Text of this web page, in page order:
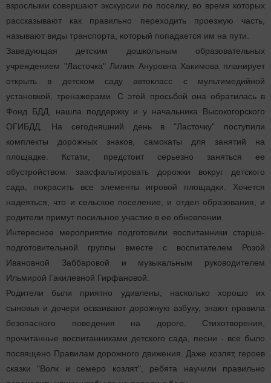
взрослыми совершают экскурсии по поселку, во время которых
рассказывают как правильно переходить проезжую часть,
называют виды транспорта, который попадается им на пути.
Заведующая детским дошкольным образовательных
учреждением "Ласточка" Лилия Ануровна Хакимова планирует
открыть в детском саду автокласс с мультимедийной
установкой, тренажерами. С этой просьбой она обратилась в
Фонд БДД, нашла поддержку и у начальника Высокогорского
ОГИБДД. На сегодняшний день в "Ласточку" поступили
комплекты дорожных знаков, самокаты для занятий на
площадке. Кстати, предстоит серьезно заняться ее
обустройством: заасфальтировать дорожки вокруг детского
сада, покрасить все элементы игровой площадки. Хочется
надеяться, что и сельское поселение, и отдел образования, и
родители примут посильное участие в ее обновлении.
Интересное мероприятие подготовили воспитанники старше-
подготовительной группы вместе с воспитателем Розой
Ивановной Заббаровой и музыкальным руководителем
Ильмирой Гакилевной Гирфановой.
Родители были приятно удивлены, насколько хорошо их
сыновья и дочери осваивают дорожную азбуку, знают правила
безопасного поведения на дороге. Стихотворения,
прочитанные воспитанниками детского сада, песни - все было
посвящено Правилам дорожного движения. Даже козлят, героев
сказки "Волк и семеро козлят", ребята научили правильно